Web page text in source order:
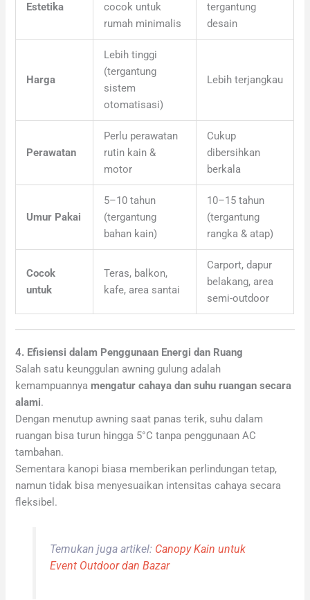
Estetika
cocok untuk
rumah minimalis
tergantung
desain
Harga
Lebih tinggi
(tergantung
sistem
otomatisasi)
Lebih terjangkau
Perawatan
Perlu perawatan
rutin kain &
motor
Cukup
dibersihkan
berkala
Umur Pakai
5–10 tahun
(tergantung
bahan kain)
10–15 tahun
(tergantung
rangka & atap)
Cocok
untuk
Teras, balkon,
kafe, area santai
Carport, dapur
belakang, area
semi-outdoor
4. Efisiensi dalam Penggunaan Energi dan Ruang
Salah satu keunggulan awning gulung adalah
kemampuannyamengatur cahaya dan suhu ruangan secara
alami.
Dengan menutup awning saat panas terik, suhu dalam
ruangan bisa turun hingga 5°C tanpa penggunaan AC
tambahan.
Sementara kanopi biasa memberikan perlindungan tetap,
namun tidak bisa menyesuaikan intensitas cahaya secara
fleksibel.
Temukan juga artikel: Canopy Kain untuk
Event Outdoor dan Bazar